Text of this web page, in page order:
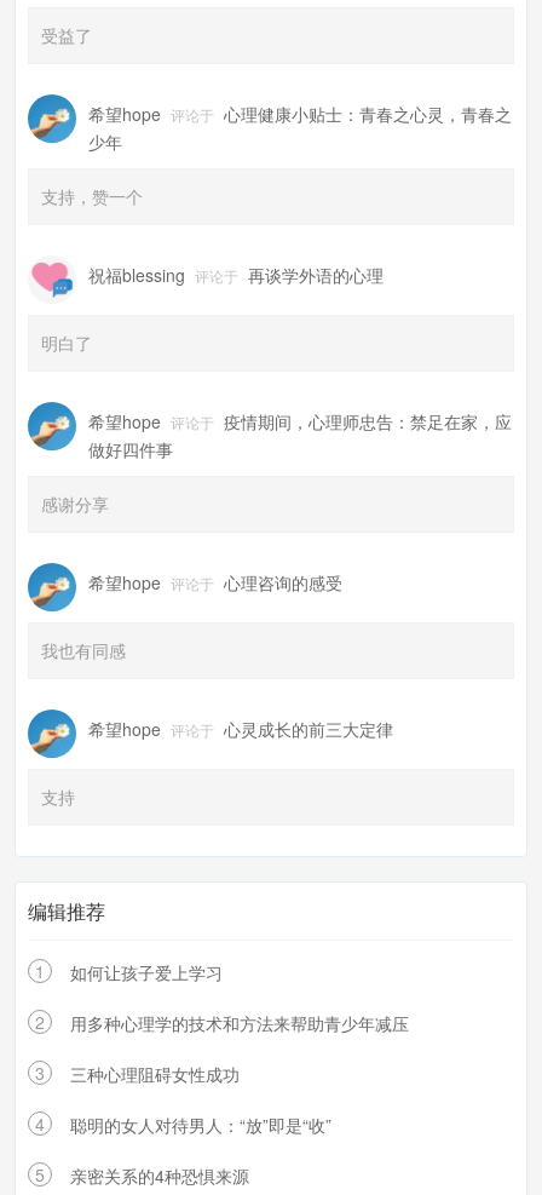
受益了
希望hope 评论于 心理健康小贴士：青春之心灵，青春之
少年
支持，赞一个
祝福blessing 评论于 再谈学外语的心理
明白了
希望hope 评论于 疫情期间，心理师忠告：禁足在家，应
做好四件事
感谢分享
希望hope 评论于 心理咨询的感受
我也有同感
希望hope 评论于 心灵成长的前三大定律
支持
编辑推荐
1 如何让孩子爱上学习
2 用多种心理学的技术和方法来帮助青少年减压
3 三种心理阻碍女性成功
4 聪明的女人对待男人：“放”即是“收”
5 亲密关系的4种恐惧来源